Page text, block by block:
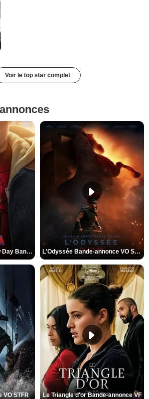
Voir le top star complet
Spider-Man: Brand New Day Bande-annonce VO STFR L'Odyssée Bande-annonce VO STFR
VO STFR Le Triangle d'or Bande-annonce VF